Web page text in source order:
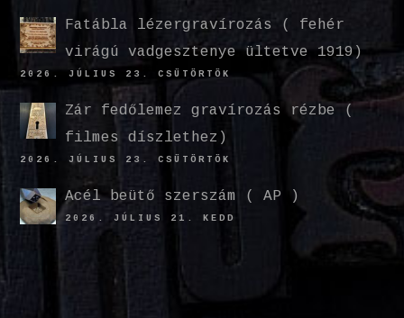
Fatábla lézergravírozás ( fehér
virágú vadgesztenye ültetve 1919)
2026. JÚLIUS 23. CSÜTÖRTÖK
Zár fedőlemez gravírozás rézbe (
filmes díszlethez)
2026. JÚLIUS 23. CSÜTÖRTÖK
Acél beütő szerszám ( AP )
2026. JÚLIUS 21. KEDD